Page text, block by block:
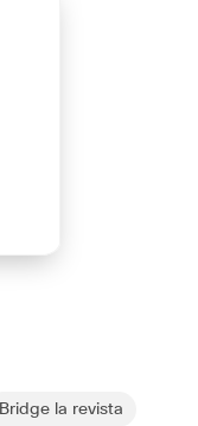
Bridge la revista